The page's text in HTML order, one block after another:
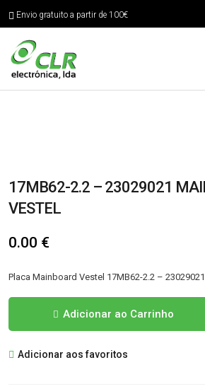
Envio gratuito a partir de 100€
17MB62-2.2 – 23029021
VESTEL
0.00 €
Placa Mainboard Vestel 17MB62-2.2 – 23029021
2.2
Adicionar ao Carrinho
Adicionar aos favoritos